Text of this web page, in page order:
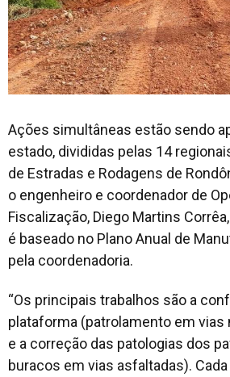
Ações simultâneas estão sendo
estado, divididas pelas 14
de Estradas e Rodagens de
o engenheiro e coordenador de
Fiscalização, Diego Martins
é baseado no Plano Anual de
pela coordenadoria.
“Os principais trabalhos são a
plataforma (patrolamento em vias
e a correção das patologias dos
buracos em vias asfaltadas).